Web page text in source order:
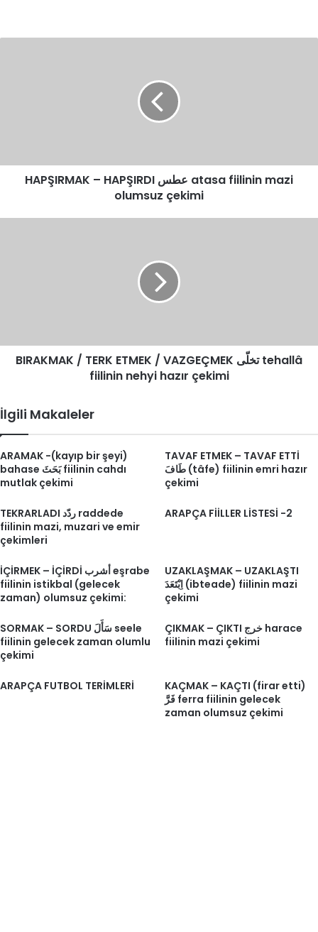
çekimi
HAPŞIRMAK – HAPŞIRDI عطس atasa fiilinin mazi
olumsuz çekimi
fiilinin
nehyiBIRAKMAK / TERK ETMEK / VAZGEÇMEK تخلّى tehallâ
fiilinin nehyi hazır çekimi
İlgili Makaleler
ARAMAK -(kayıp bir şeyi)
bahase بَحَثَ fiilinin cahdı
mutlak çekimi
TAVAF ETMEK – TAVAF ETTİ
طَافَ (tâfe) fiilinin emri hazır
çekimi
TEKRARLADI ردّد raddede
fiilinin mazi, muzari ve emir
çekimleri
ARAPÇA FİİLLER LİSTESİ -2
İÇİRMEK – İÇİRDİ أشرب eşrabe
fiilinin istikbal (gelecek
zaman) olumsuz çekimi:
UZAKLAŞMAK – UZAKLAŞTI
اِبْتَعَدَ (ibteade) fiilinin mazi
çekimi
SORMAK – SORDU سَأَلَ seele
fiilinin gelecek zaman olumlu
çekimi
ÇIKMAK – ÇIKTI خرج harace
fiilinin mazi çekimi
ARAPÇA FUTBOL TERİMLERİ
KAÇMAK – KAÇTI (firar etti)
فَرَّ ferra fiilinin gelecek
zaman olumsuz çekimi